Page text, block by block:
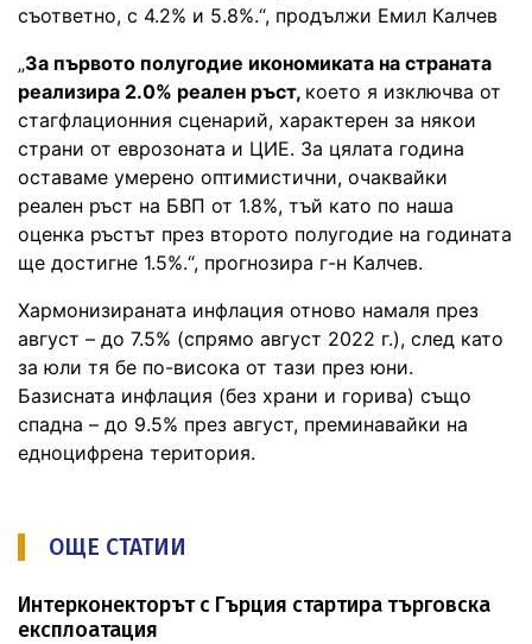
съответно, с 4.2% и 5.8%.“, продължи Емил Калчев
„За първото полугодие икономиката на страната
реализира 2.0% реален ръст, което я изключва от
стагфлационния сценарий, характерен за някои
страни от еврозоната и ЦИЕ. За цялата година
оставаме умерено оптимистични, очаквайки
реален ръст на БВП от 1.8%, тъй като по наша
оценка ръстът през второто полугодие на годината
ще достигне 1.5%.“, прогнозира г-н Калчев.
Хармонизираната инфлация отново намаля през
август – до 7.5% (спрямо август 2022 г.), след като
за юли тя бе по-висока от тази през юни.
Базисната инфлация (без храни и горива) също
спадна – до 9.5% през август, преминавайки на
едноцифрена територия.
ОЩЕ СТАТИИ
Интерконекторът с Гърция стартира търговска
експлоатация